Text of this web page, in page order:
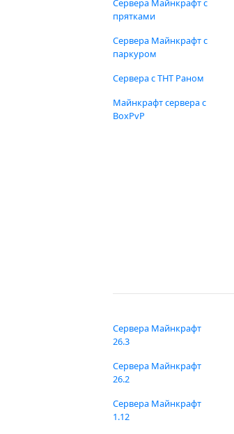
Сервера Майнкрафт с
прятками
Сервера Майнкрафт с
паркуром
Сервера с ТНТ Раном
Майнкрафт сервера с
BoxPvP
Сервера Майнкрафт
26.3
Сервера Майнкрафт
26.2
Сервера Майнкрафт
1.12